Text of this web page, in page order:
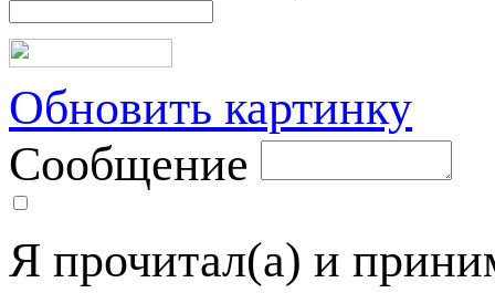
Обновить картинку
Сообщение
Я прочитал(а) и